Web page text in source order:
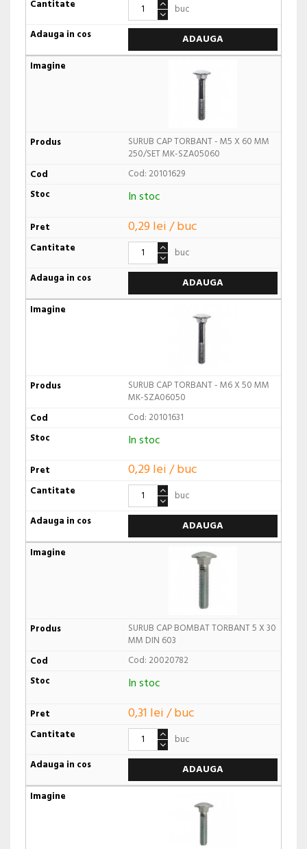
buc
ADAUGA
SURUB CAP TORBANT - M5 X 60 MM
250/SET MK-SZA05060
Cod: 20101629
In stoc
0,29 lei / buc
buc
ADAUGA
SURUB CAP TORBANT - M6 X 50 MM
MK-SZA06050
Cod: 20101631
In stoc
0,29 lei / buc
buc
ADAUGA
SURUB CAP BOMBAT TORBANT 5 X 30
MM DIN 603
Cod: 20020782
In stoc
0,31 lei / buc
buc
ADAUGA